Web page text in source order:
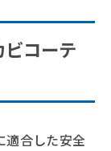
ビコーテ
適合した安全